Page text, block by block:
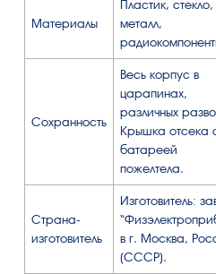
Материалы
Пластик, стекло,
металл,
Сохранность
Весь корпус в
царапинах,
различных
Крышка отсека
батареей
пожелтела.
Страна-
изготовитель
Изготовитель:
в г. Москва,
(СССР).